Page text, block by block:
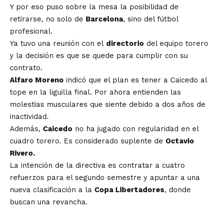
Y por eso puso sobre la mesa la posibilidad de
retirarse, no solo de Barcelona, sino del fútbol
profesional.
Ya tuvo una reunión con el directorio del equipo torero
y la decisión es que se quede para cumplir con su
contrato.
Alfaro Moreno indicó que el plan es tener a Caicedo al
tope en la liguilla final. Por ahora entienden las
molestias musculares que siente debido a dos años de
inactividad.
Además, Caicedo no ha jugado con regularidad en el
cuadro torero. Es considerado suplente de Octavio
Rivero.
La intención de la directiva es contratar a cuatro
refuerzos para el segundo semestre y apuntar a una
nueva clasificación a la Copa Libertadores, donde
buscan una revancha.